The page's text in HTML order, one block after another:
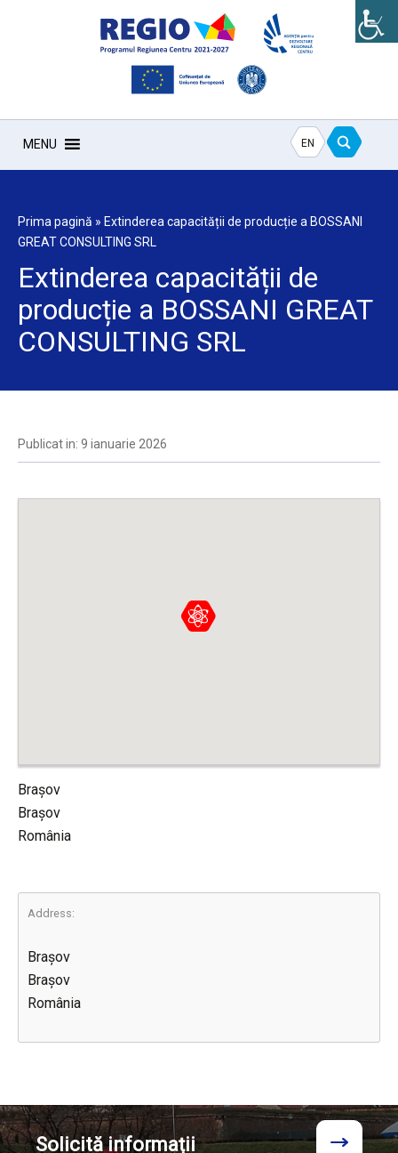
MENU EN
Prima pagină » Extinderea capacității de producție a BOSSANI
GREAT CONSULTING SRL
Extinderea capacității de
producție a BOSSANI GREAT
CONSULTING SRL
Publicat in: 9 ianuarie 2026
Brașov
Brașov
România
Address:
Brașov
Brașov
România
Solicităinformații